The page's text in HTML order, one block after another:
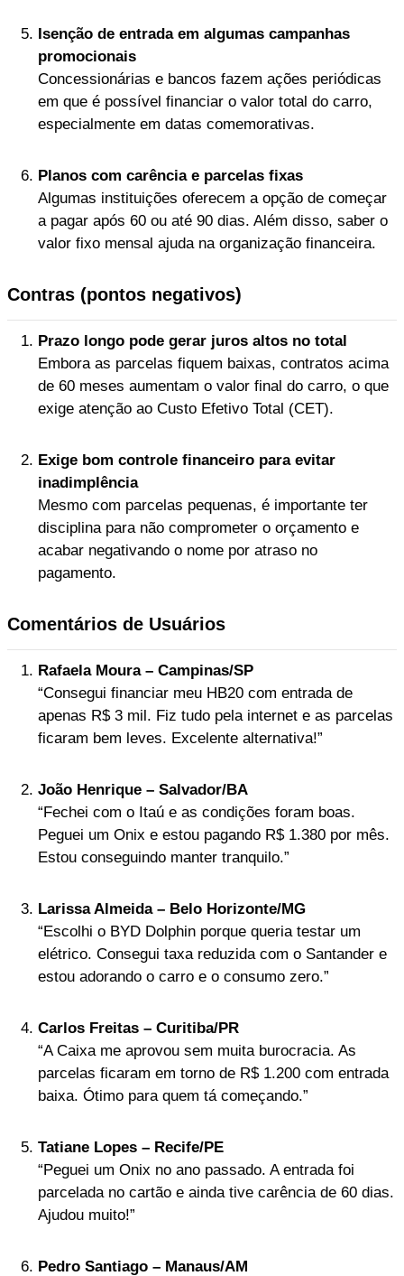
Isenção de entrada em algumas campanhas
promocionais
Concessionárias e bancos fazem ações periódicas
em que é possível financiar o valor total do carro,
especialmente em datas comemorativas.
Planos com carência e parcelas fixas
Algumas instituições oferecem a opção de começar
a pagar após 60 ou até 90 dias. Além disso, saber o
valor fixo mensal ajuda na organização financeira.
Contras (pontos negativos)
Prazo longo pode gerar juros altos no total
Embora as parcelas fiquem baixas, contratos acima
de 60 meses aumentam o valor final do carro, o que
exige atenção ao Custo Efetivo Total (CET).
Exige bom controle financeiro para evitar
inadimplência
Mesmo com parcelas pequenas, é importante ter
disciplina para não comprometer o orçamento e
acabar negativando o nome por atraso no
pagamento.
Comentários de Usuários
Rafaela Moura – Campinas/SP
“Consegui financiar meu HB20 com entrada de
apenas R$ 3 mil. Fiz tudo pela internet e as parcelas
ficaram bem leves. Excelente alternativa!”
João Henrique – Salvador/BA
“Fechei com o Itaú e as condições foram boas.
Peguei um Onix e estou pagando R$ 1.380 por mês.
Estou conseguindo manter tranquilo.”
Larissa Almeida – Belo Horizonte/MG
“Escolhi o BYD Dolphin porque queria testar um
elétrico. Consegui taxa reduzida com o Santander e
estou adorando o carro e o consumo zero.”
Carlos Freitas – Curitiba/PR
“A Caixa me aprovou sem muita burocracia. As
parcelas ficaram em torno de R$ 1.200 com entrada
baixa. Ótimo para quem tá começando.”
Tatiane Lopes – Recife/PE
“Peguei um Onix no ano passado. A entrada foi
parcelada no cartão e ainda tive carência de 60 dias.
Ajudou muito!”
Pedro Santiago – Manaus/AM